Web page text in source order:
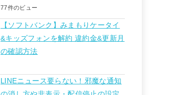
77件のビュー
【ソフトバンク】みまもりケータイ
&キッズフォンを解約 違約金&更新月
の確認方法
LINEニュース要らない！邪魔な通知